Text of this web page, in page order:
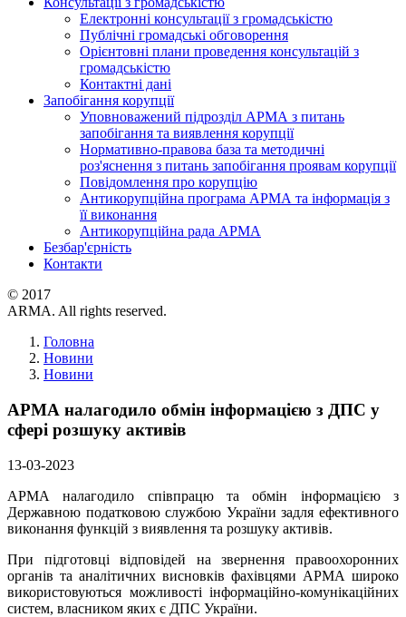
Електронні консультації з громадськістю
Публічні громадські обговорення
Орієнтовні плани проведення консультацій з
громадськістю
Контактні дані
Запобігання корупції
Уповноважений підрозділ АРМА з питань
запобігання та виявлення корупції
Нормативно-правова база та методичні
роз'яснення з питань запобігання проявам корупції
Повідомлення про корупцію
Антикорупційна програма АРМА та інформація з
її виконання
Антикорупційна рада АРМА
Безбар'єрність
Контакти
© 2017
ARMA. All rights reserved.
Головна
Новини
Новини
АРМА налагодило обмін інформацією з ДПС у
сфері розшуку активів
13-03-2023
АРМА налагодило співпрацю та обмін інформацією з
Державною податковою службою України задля ефективного
виконання функцій з виявлення та розшуку активів.
При підготовці відповідей на звернення правоохоронних
органів та аналітичних висновків фахівцями АРМА широко
використовуються можливості інформаційно-комунікаційних
систем, власником яких є ДПС України.